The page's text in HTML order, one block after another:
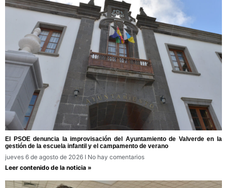
El PSOE denuncia la improvisación del Ayuntamiento de Valverde en la
gestión de la escuela infantil y el campamento de verano
jueves 6 de agosto de 2026
No hay comentarios
Leer contenido de la noticia »